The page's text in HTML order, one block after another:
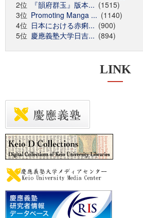
2位
『韻府群玉』版本... (1515)
3位 Promoting Manga ... (1140)
4位 日本における赤痢... (900)
5位 慶應義塾大学日吉... (894)
LINK